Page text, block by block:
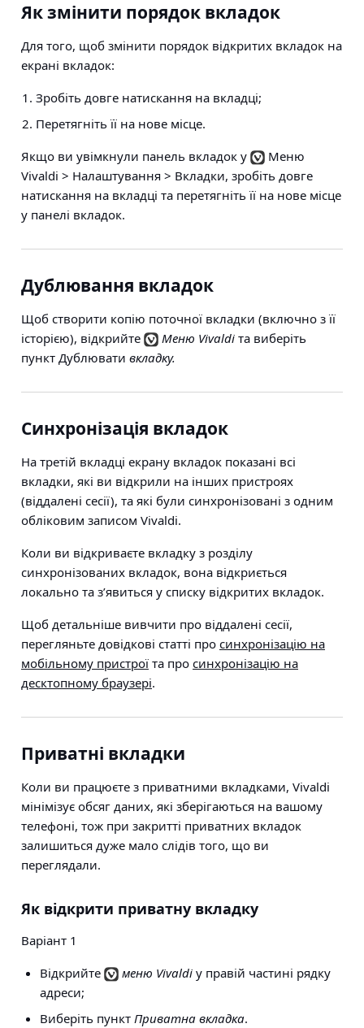
Як змінити порядок вкладок
Для того, щоб змінити порядок відкритих вкладок на
екрані вкладок:
Зробіть довге натискання на вкладці;
Перетягніть її на нове місце.
Якщо ви увімкнули панель вкладок у
Меню
Vivaldi > Налаштування > Вкладки, зробіть довге
натискання на вкладці та перетягніть її на нове місце
у панелі вкладок.
Дублювання вкладок
Щоб створити копію поточної вкладки (включно з її
історією), відкрийте
Меню Vivaldi та виберіть
пункт Дублювати вкладку.
Синхронізація вкладок
На третій вкладці екрану вкладок показані всі
вкладки, які ви відкрили на інших пристроях
(віддалені сесії), та які були синхронізовані з одним
обліковим записом Vivaldi.
Коли ви відкриваєте вкладку з розділу
синхронізованих вкладок, вона відкриється
локально та з’явиться у списку відкритих вкладок.
Щоб детальніше вивчити про віддалені сесії,
перегляньте довідкові статті про синхронізацію на
мобільному пристрої та про синхронізацію на
десктопному браузері.
Приватні вкладки
Коли ви працюєте з приватними вкладками, Vivaldi
мінімізує обсяг даних, які зберігаються на вашому
телефоні, тож при закритті приватних вкладок
залишиться дуже мало слідів того, що ви
переглядали.
Як відкрити приватну вкладку
Варіант 1
Відкрийте
меню Vivaldiу правій частині рядку
адреси;
Виберіть пункт Приватна вкладка.